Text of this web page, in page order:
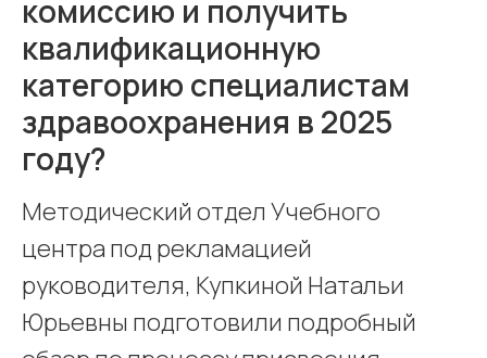
комиссию и получить
квалификационную
категорию специалистам
здравоохранения в 2025
году?
Методический отдел Учебного
центра под рекламацией
руководителя, Купкиной Натальи
Юрьевны подготовили подробный